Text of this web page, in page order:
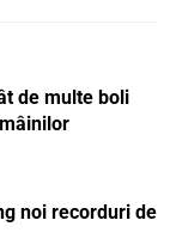
de multe boli
noi recorduri de